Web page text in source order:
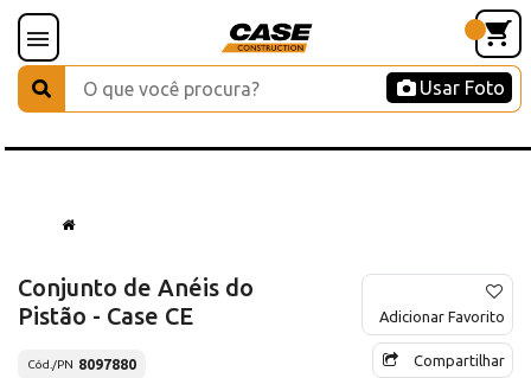
Usar Foto
Conjunto de Anéis do
Pistão - Case CE
Cód./PN 8097880
Adicionar Favorito
Compartilhar